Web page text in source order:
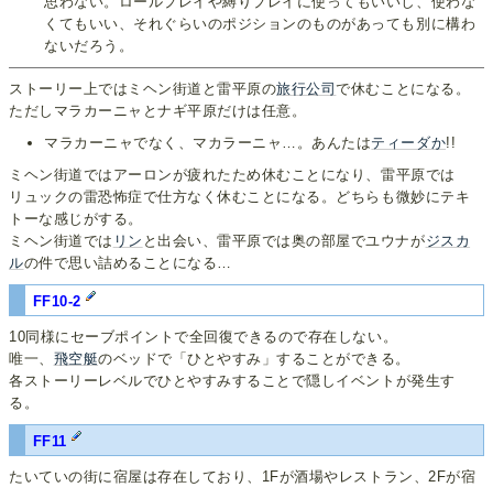
くてもいい、それぐらいのポジションのものがあっても別に構わ
ないだろう。
ストーリー上ではミヘン街道と雷平原の旅行公司で休むことになる。
ただしマラカーニャとナギ平原だけは任意。
マラカーニャでなく、マカラーニャ…。あんたはティーダか!!
ミヘン街道ではアーロンが疲れたため休むことになり、雷平原では
リュックの雷恐怖症で仕方なく休むことになる。どちらも微妙にテキ
トーな感じがする。
ミヘン街道では リン と出会い、雷平原では奥の部屋でユウナがジスカ
ルの件で思い詰めることになる…
FF10-2
10同様にセーブポイントで全回復できるので存在しない。
唯一、 飛空艇のベッドで「ひとやすみ」することができる。
各ストーリーレベルでひとやすみすることで隠しイベントが発生す
る。
FF11
たいていの街に宿屋は存在しており、1Fが酒場やレストラン、2Fが宿